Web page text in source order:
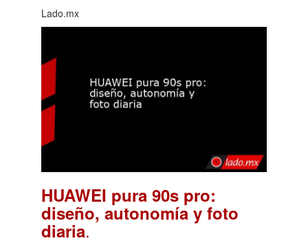
Lado.mx
HUAWEI pura 90s pro:
diseño, autonomía y foto
diaria.